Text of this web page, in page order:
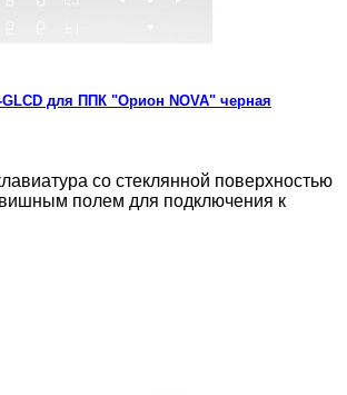
GLCD для ППК "Орион NOVA" черная
со стеклянной поверхностью
полем для подключения к